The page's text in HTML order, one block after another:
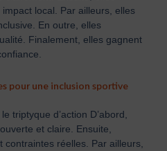
local. Par ailleurs, elles
En outre, elles
Finalement, elles gagnent
pour une inclusion sportive
triptyque d’action D’abord,
et claire. Ensuite,
réelles. Par ailleurs,